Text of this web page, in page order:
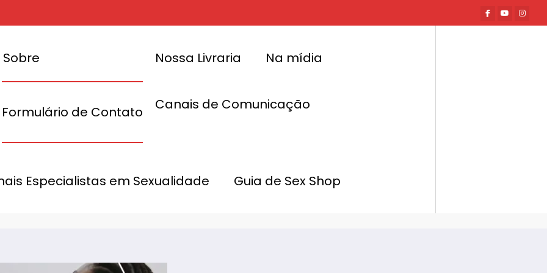
Sobre
Formulário de Contato
Nossa Livraria Na mídia
Canais de Comunicação
Especialistas em Sexualidade Guia de Sex Shop
de
de bem-
ao mercado de bem-estar feminino